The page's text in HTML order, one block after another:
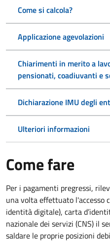
Come si calcola?
Applicazione agevolazioni
Chiarimenti in merito a
pensionati, coadiuvanti e
Dichiarazione IMU degli
Ulteriori informazioni
Come fare
Per i pagamenti pregressi,
una volta effettuato l'accesso
identità digitale), carta
nazionale dei servizi (CNS) il
saldare le proprie posizioni